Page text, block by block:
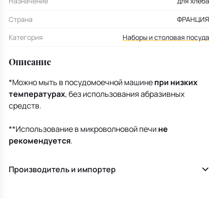
Страна
ФРАНЦИЯ
Категория
Наборы и столовая посуда
Описание
*Можно мыть в посудомоечной машинепри низких
температурах, без использования абразивных
средств.
**Использование в микроволновой печи не
рекомендуется.
Производитель и импортер